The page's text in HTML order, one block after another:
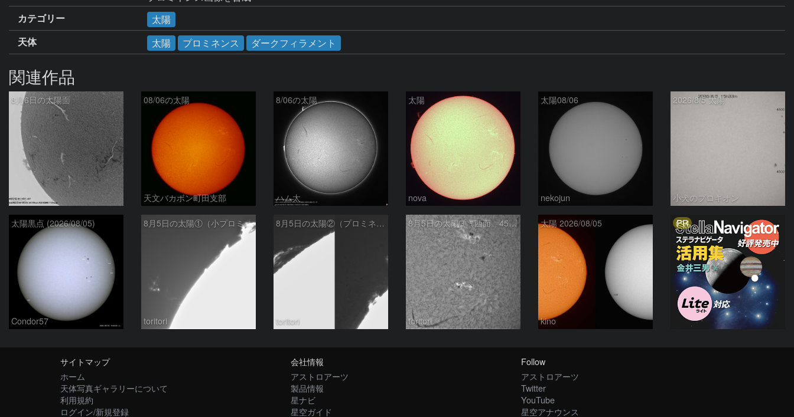
カテゴリー
太陽
天体
太陽 プロミネンス ダークフィラメント
関連作品
8月6日の太陽面
ta-o
08/06の太陽
天文バカボン町田支部
8/06の太陽
ハム太
太陽
nova
太陽08/06
nekojun
2026/8/5 太陽
小犬のプロキオン
太陽黒点 (2026/08/05)
Condor57
8月5日の太陽①（小プロミネン噴出 ）
toritori
8月5日の太陽②（プロミネンス北東縁 ）
toritori
8月5日の太陽➂（西面 4502 C1.7フレア ）
toritori
太陽 2026/08/05
kino
PR
サイトマップ
ホーム
天体写真ギャラリーについて
利用規約
ログイン/新規登録
会社情報
アストロアーツ
製品情報
星ナビ
星空ガイド
Follow
アストロアーツ
Twitter
YouTube
星空アナウンス